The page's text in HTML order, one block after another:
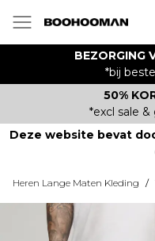
BEZORGING
*bij
50%
*excl sale
Deze website bevat
Heren Lange Maten Kleding /